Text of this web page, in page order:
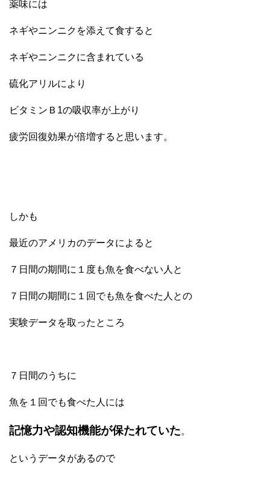
薬味には
ネギやニンニクを添えて食すると
ネギやニンニクに含まれている
硫化アリルにより
ビタミンＢ1の吸収率が上がり
疲労回復効果が倍増すると思います。
しかも
最近のアメリカのデータによると
７日間の期間に１度も魚を食べない人と
７日間の期間に１回でも魚を食べた人との
実験データを取ったところ
７日間のうちに
魚を１回でも食べた人には
記憶力や認知機能が保たれていた。
というデータがあるので